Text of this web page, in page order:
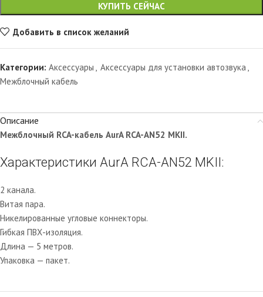
КУПИТЬ СЕЙЧАС
Добавить в список желаний
Категории: Аксессуары , Аксессуары для установки автозвука ,
Межблочный кабель
Описание
Межблочный RCA-кабель AurA RCA-AN52 MKII.
Характеристики AurA RCA-AN52 MKII:
2 канала.
Витая пара.
Никелированные угловые коннекторы.
Гибкая ПВХ-изоляция.
Длина — 5 метров.
Упаковка — пакет.